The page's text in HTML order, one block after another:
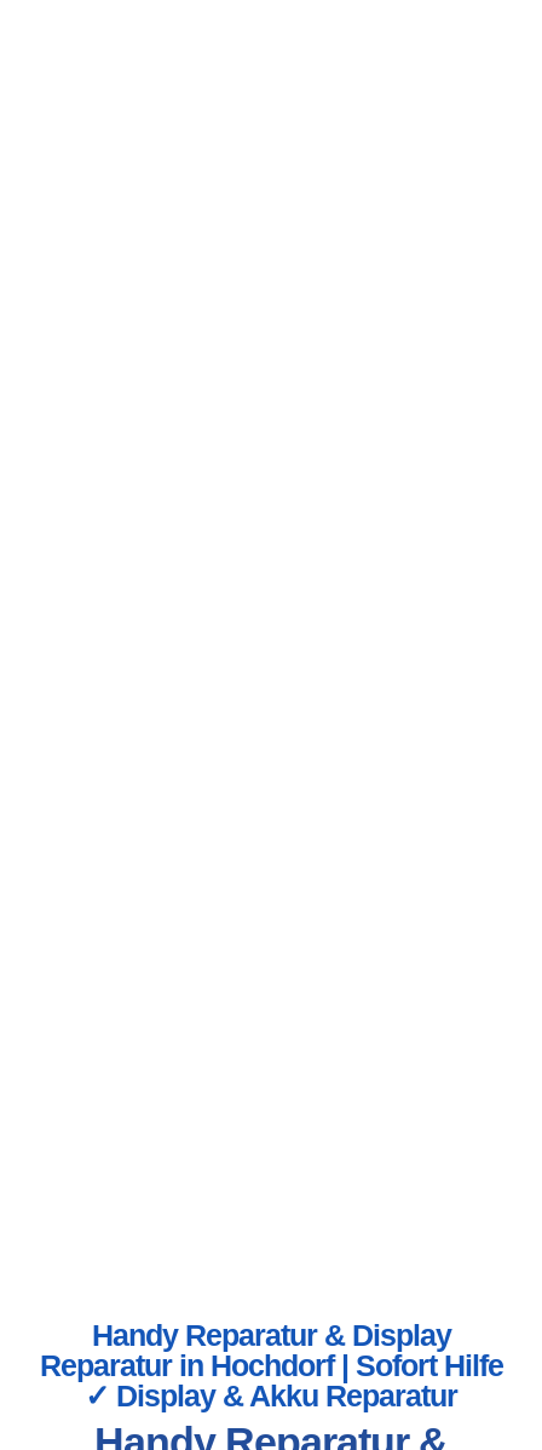
Handy Reparatur & Display
Reparatur in Hochdorf | Sofort Hilfe
✓ Display & Akku Reparatur